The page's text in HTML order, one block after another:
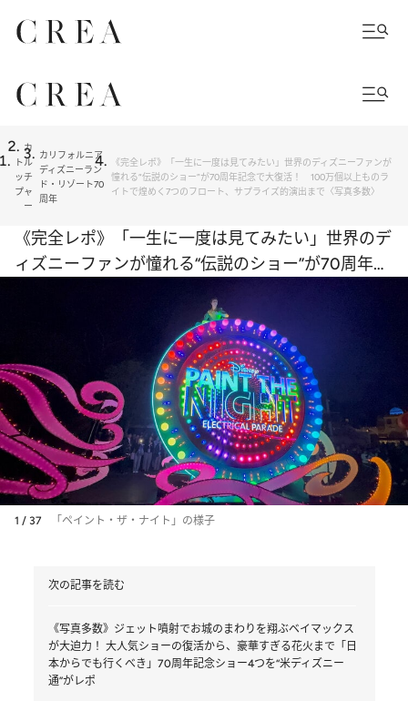
ト
ッ
プ
カ
ル
チ
ャ
ー
カリフォルニア
ディズニーラン
ド・リゾート70
周年
《完全レポ》「一生に一度は見てみたい」世界のディズニーファンが
憧れる“伝説のショー”が70周年記念で大復活！ 100万個以上ものラ
イトで煌めく7つのフロート、サプライズ的演出まで〈写真多数〉
《完全レポ》「一生に一度は見てみたい」世界のデ
ィズニーファンが憧れる“伝説のショー”が70周年記
つのフロート、サプライズ的演出まで〈写真多数〉
1 / 37 「ペイント・ザ・ナイト」の様子
次の記事を読む
《写真多数》ジェット噴射でお城のまわりを翔ぶベイマックス
が大迫力！ 大人気ショーの復活から、豪華すぎる花火まで「日
本からでも行くべき」70周年記念ショー4つを“米ディズニー
通”がレポ